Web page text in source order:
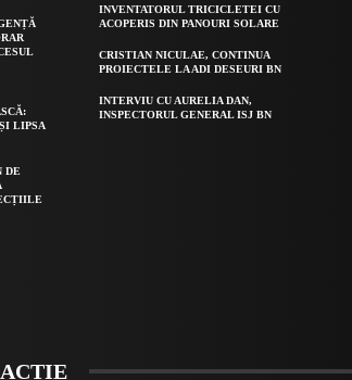
LIPSA
DE
INVENTATORUL TRICICLETEI CU
ACOPERIS DIN PANOURI SOLARE
CRISTIAN NICULAE, CONTINUA
PROIECTELE LA ADI DESEURI BN
INTERVIU CU AURELIA DAN,
INSPECTORUL GENERAL ISJ BN